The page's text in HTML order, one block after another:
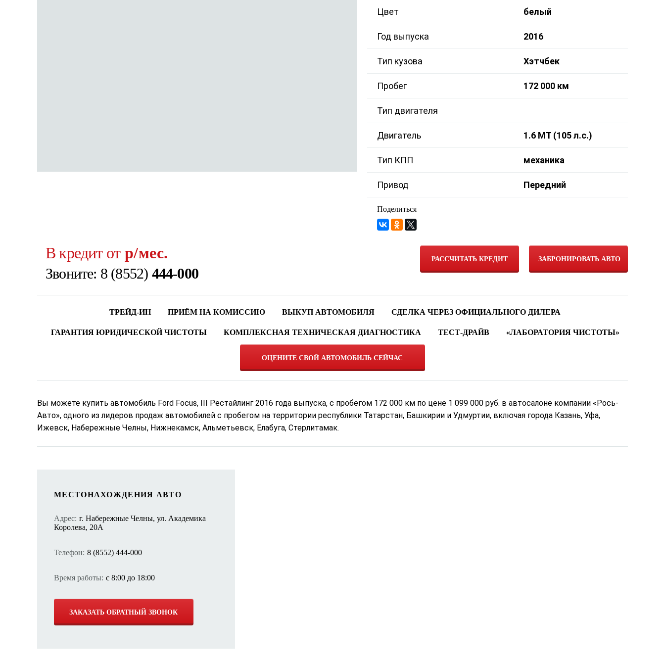
Цвет белый
Год выпуска 2016
Тип кузова Хэтчбек
Пробег 172 000 км
Тип двигателя
Двигатель 1.6 MT (105 л.с.)
Тип КПП механика
Привод Передний
Поделиться
В кредит от p/мес.
Звоните: 8 (8552) 444-000
РАССЧИТАТЬ КРЕДИТ ЗАБРОНИРОВАТЬ АВТО
ТРЕЙД-ИН ПРИЁМ НА КОМИССИЮ ВЫКУП АВТОМОБИЛЯ СДЕЛКА ЧЕРЕЗ ОФИЦИАЛЬНОГО ДИЛЕРА
ГАРАНТИЯ ЮРИДИЧЕСКОЙ ЧИСТОТЫ КОМПЛЕКСНАЯ ТЕХНИЧЕСКАЯ ДИАГНОСТИКА ТЕСТ-ДРАЙВ «ЛАБОРАТОРИЯ ЧИСТОТЫ»
ОЦЕНИТЕ СВОЙ АВТОМОБИЛЬ СЕЙЧАС
Вы можете купить автомобиль Ford Focus, III Рестайлинг 2016 года выпуска, с пробегом 172 000 км по цене 1 099 000 руб. в автосалоне компании «Рось-
Авто», одного из лидеров продаж автомобилей с пробегом на территории республики Татарстан, Башкирии и Удмуртии, включая города Казань, Уфа,
Ижевск, Набережные Челны, Нижнекамск, Альметьевск, Елабуга, Стерлитамак.
МЕСТОНАХОЖДЕНИЯ АВТО
Адрес: г. Набережные Челны, ул. Академика
Королева, 20А
Телефон: 8 (8552) 444-000
Время работы: с 8:00 до 18:00
ЗАКАЗАТЬ ОБРАТНЫЙ ЗВОНОК